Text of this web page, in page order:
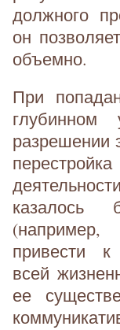
должного
он
объемно.
При
разрешении
казалось
привести
всей
ее